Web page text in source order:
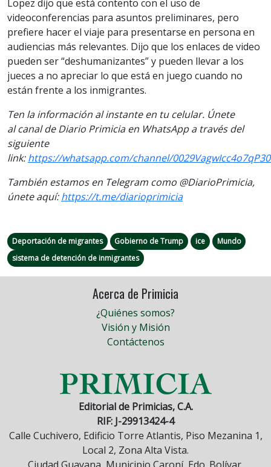
Lopez dijo que está contento con el uso de
videoconferencias para asuntos preliminares, pero
prefiere hacer el viaje para presentarse en persona en
audiencias más relevantes. Dijo que los enlaces de video
pueden ser “deshumanizantes” y pueden llevar a los
jueces a no apreciar lo que está en juego cuando no
están frente a los inmigrantes.
Ten la información al instante en tu celular. Únete
al canal de Diario Primicia en WhatsApp a través del
siguiente
link:https://whatsapp.com/channel/
También estamos en Telegram como @DiarioPrimicia,
únete aquí:https://t.me/diarioprimicia
Deportación de migrantes Gobierno de Trump ice
Mundo
sistema de detención de inmigrantes
Acerca de Primicia
¿Quiénes somos?
Visión y Misión
Contáctenos
Editorial de Primicias, C.A.
RIF: J-29913424-4
Calle Cuchivero, Edificio Torre Atlantis, Piso Mezanina 1,
Local 2, Zona Alta Vista.